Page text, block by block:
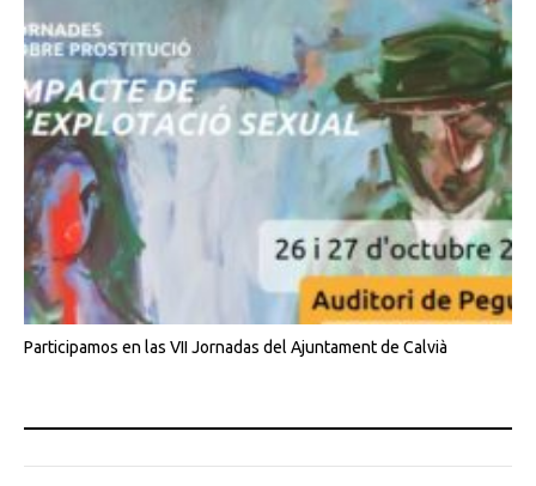
Participamos en las VII Jornadas del Ajuntament de Calvià